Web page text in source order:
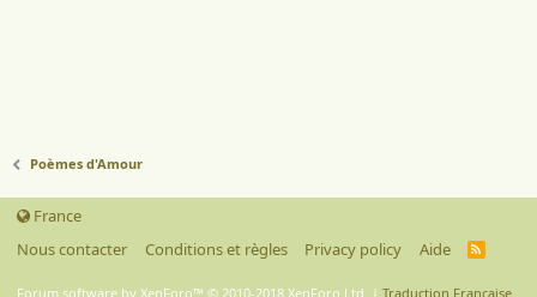
Poèmes d'Amour
France
Nous contacter
Conditions et règles Privacy policy Aide
R
S
Forum software by XenForo™ © 2010-2018 XenForo Ltd. | Traduction Française